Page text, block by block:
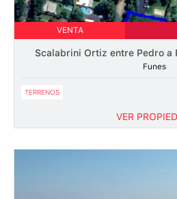
VENTA
Scalabrini Ortiz entre Pedro a
Funes
TERRENOS
VER